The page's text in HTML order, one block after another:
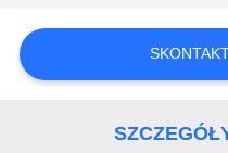
AKTUALNOŚCI
SPRAWY